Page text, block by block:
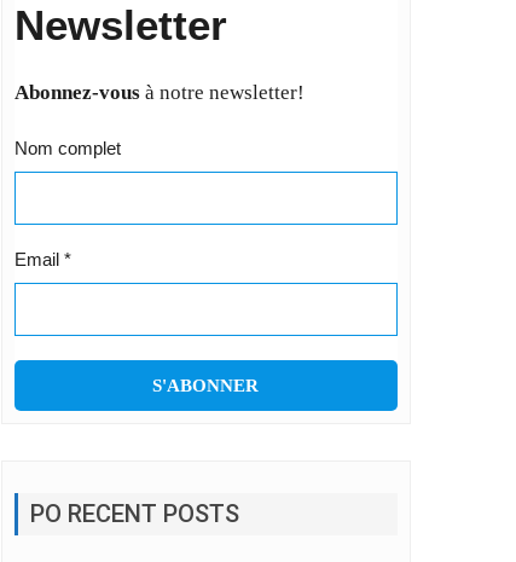
Newsletter
Abonnez-vousà notre newsletter!
Nom complet
Email *
PO RECENT POSTS